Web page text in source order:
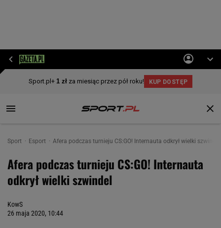
Sport Esport Afera podczas turnieju CS:GO! Internauta odkrył wielki szwindel
Afera podczas turnieju CS:GO! Internauta
odkrył wielki szwindel
KowS
26 maja 2020, 10:44